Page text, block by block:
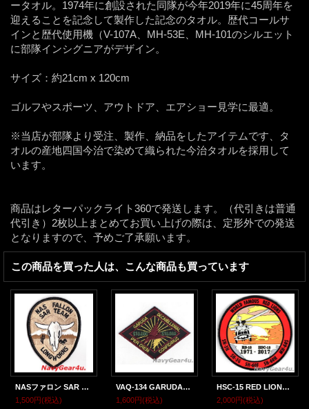
ータオル。1974年に創設された同隊が今年2019年に45周年を
迎えることを記念して製作した記念のタオル。歴代コールサ
インと歴代使用機（V-107A、MH-53E、MH-101のシルエット
に部隊インシグニアがデザイン。
サイズ：約21cm x 120cm
ゴルフやスポーツ、アウトドア、エアショー見学に最適。
※当店が部隊より受注、製作、納品をしたアイテムです、タ
オルの産地四国今治で染めて織られた今治タオルを採用して
います。
商品はレターパックライト360で発送します。（代引きは普通
代引き）2枚以上まとめてお買い上げの際は、定形外での発送
となりますので、予めご了承願います。
この商品を買った人は、こんな商品も買っています
NASファロン SAR TEAM "LONG HORNS"部隊パッチ（デザート）
1,500円(税込)
VAQ-134 GARUDAS日当１万ドルジョークパッチ
1,600円(税込)
HSC-15 RED LIONS 2017年部隊解散記念パッチ（PVCラバーパッチ/ベルクロ付き）
2,000円(税込)